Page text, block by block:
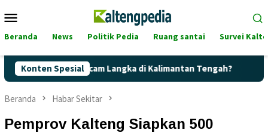
ke
Mobile
Beranda News Politik Pedia Ruang santai Survei
Konten Spesial
Terancam Langka di Kalimantan Tengah?
Beranda Habar Sekitar
Pemprov Kalteng Siapkan 500